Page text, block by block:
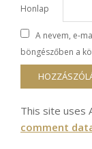
Honlap
A nevem, e-
böngészőben a
This site uses
comment